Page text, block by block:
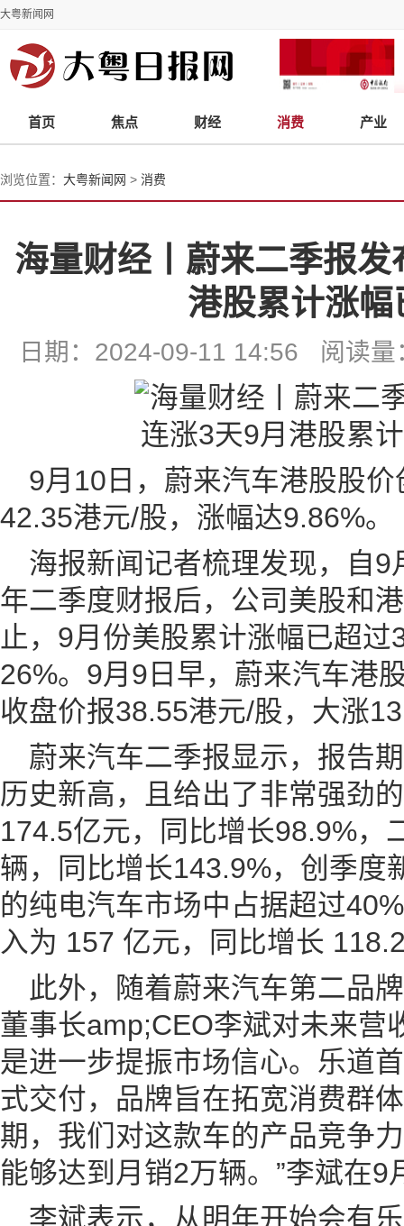
大粤新闻网
首页 焦点 财经 消费 产业
浏览位置： 大粤新闻网 > 消费
海量财经丨蔚来二季报
港股累计涨幅
日期：2024-09-11 14:56 阅读
9月10日，蔚来汽车港股股
42.35港元/股，涨幅达9.86%。
海报新闻记者梳理发现，自
年二季度财报后，公司美股和
止，9月份美股累计涨幅已超
26%。9月9日早，蔚来汽车港
收盘价报38.55港元/股，大涨
蔚来汽车二季报显示，报告
历史新高，且给出了非常强劲
174.5亿元，同比增长98.9%，
辆，同比增长143.9%，创季度
的纯电汽车市场中占据超过
入为 157 亿元，同比增长
此外，随着蔚来汽车第二品
董事长amp;CEO李斌对未来营
是进一步提振市场信心。乐道
式交付，品牌旨在拓宽消费群
期，我们对这款车的产品竞争
能够达到月销2万辆。”李斌在
李斌表示，从明年开始会有